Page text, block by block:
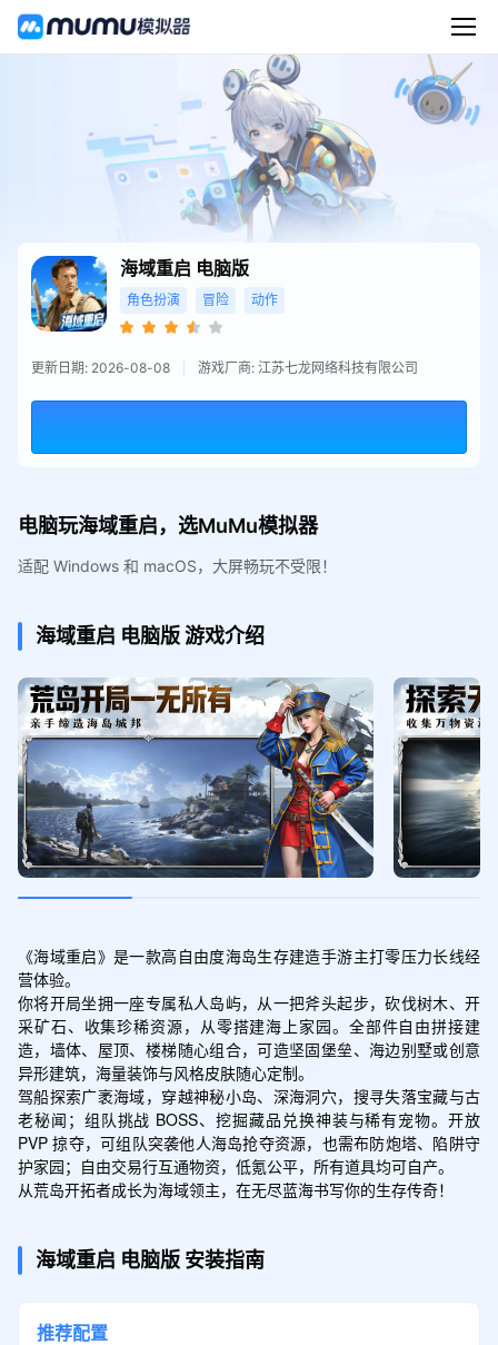
海域重启 电脑版
角色扮演 冒险 动作
更新日期: 2026-08-08 游戏厂商: 江苏七龙网络科技有限公司
电脑玩海域重启，选MuMu模拟器
适配 Windows 和 macOS，大屏畅玩不受限！
海域重启 电脑版游戏介绍
《海域重启》是一款高自由度海岛生存建造手游主打零压力长线经
营体验。
你将开局坐拥一座专属私人岛屿，从一把斧头起步，砍伐树木、开
采矿石、收集珍稀资源，从零搭建海上家园。全部件自由拼接建
造，墙体、屋顶、楼梯随心组合，可造坚固堡垒、海边别墅或创意
异形建筑，海量装饰与风格皮肤随心定制。
驾船探索广袤海域，穿越神秘小岛、深海洞穴，搜寻失落宝藏与古
老秘闻；组队挑战 BOSS、挖掘藏品兑换神装与稀有宠物。开放
PVP 掠夺，可组队突袭他人海岛抢夺资源，也需布防炮塔、陷阱守
护家园；自由交易行互通物资，低氪公平，所有道具均可自产。
从荒岛开拓者成长为海域领主，在无尽蓝海书写你的生存传奇！
海域重启 电脑版 安装指南
推荐配置